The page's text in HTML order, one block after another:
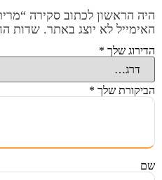
היה הראשון לכתוב סקירה
האימייל לא יוצג באתר. שדות
הדירוג שלך *
הביקורת שלך *
שם